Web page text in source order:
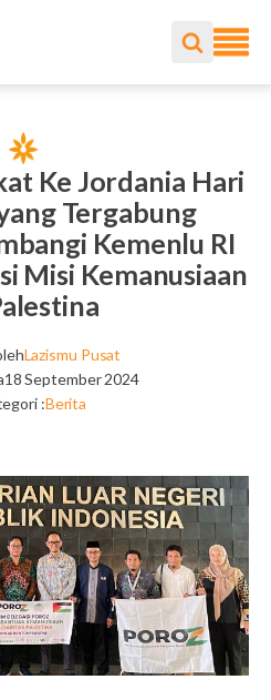
Ke Jordania Hari
Tergabung
Kemenlu RI
Misi Kemanusiaan
Lazismu Pusat
18 September 2024
:Berita